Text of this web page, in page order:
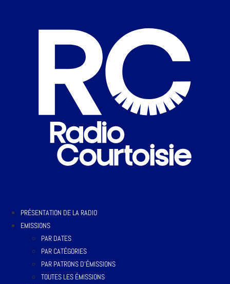
PRÉSENTATION DE LA RADIO
EMISSIONS
PAR DATES
PAR CATÉGORIES
PAR PATRONS D’ÉMISSIONS
TOUTES LES ÉMISSIONS